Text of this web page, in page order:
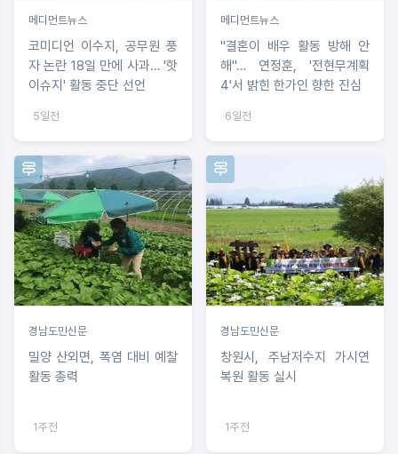
메디먼트뉴스
코미디언 이수지, 공무원 풍
자 논란 18일 만에 사과… '핫
이슈지' 활동 중단 선언
5일전
메디먼트뉴스
"결혼이 배우 활동 방해 안
해"… 연정훈, '전현무계획
4'서 밝힌 한가인 향한 진심
6일전
경남도민신문
밀양 산외면, 폭염 대비 예찰
활동 총력
1주전
경남도민신문
창원시, 주남저수지 가시연
복원 활동 실시
1주전